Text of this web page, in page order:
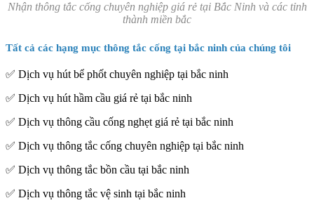
Nhận thông tắc cống chuyên nghiệp giá rẻ tại Bắc Ninh và các tỉnh
thành miền bắc
Tất cả các hạng mục thông tắc cống tại bắc ninh của chúng tôi
✅ Dịch vụ hút bể phốt chuyên nghiệp tại bắc ninh
✅ Dịch vụ hút hầm cầu giá rẻ tại bắc ninh
✅ Dịch vụ thông cầu cống nghẹt giá rẻ tại bắc ninh
✅ Dịch vụ thông tắc cống chuyên nghiệp tại bắc ninh
✅ Dịch vụ thông tắc bồn cầu tại bắc ninh
✅ Dịch vụ thông tắc vệ sinh tại bắc ninh